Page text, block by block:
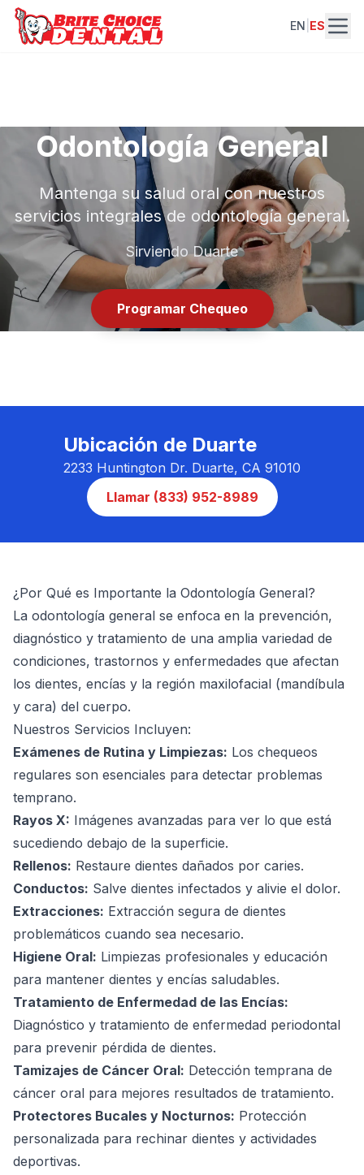
EN ES
Odontología General
Mantenga su salud oral con nuestros
servicios integrales de odontología general.
Sirviendo Duarte
Programar Chequeo
Ubicación de Duarte
2233 Huntington Dr. Duarte, CA 91010
Llamar (833) 952-8989
¿Por Qué es Importante la Odontología General?
La odontología general se enfoca en la prevención,
diagnóstico y tratamiento de una amplia variedad de
condiciones, trastornos y enfermedades que afectan
los dientes, encías y la región maxilofacial (mandíbula
y cara) del cuerpo.
Nuestros Servicios Incluyen:
Exámenes de Rutina y Limpiezas: Los chequeos
regulares son esenciales para detectar problemas
temprano.
Rayos X: Imágenes avanzadas para ver lo que está
sucediendo debajo de la superficie.
Rellenos: Restaure dientes dañados por caries.
Conductos: Salve dientes infectados y alivie el dolor.
Extracciones: Extracción segura de dientes
problemáticos cuando sea necesario.
Higiene Oral: Limpiezas profesionales y educación
para mantener dientes y encías saludables.
Tratamiento de Enfermedad de las Encías:
Diagnóstico y tratamiento de enfermedad periodontal
para prevenir pérdida de dientes.
Tamizajes de Cáncer Oral: Detección temprana de
cáncer oral para mejores resultados de tratamiento.
Protectores Bucales y Nocturnos: Protección
personalizada para rechinar dientes y actividades
deportivas.